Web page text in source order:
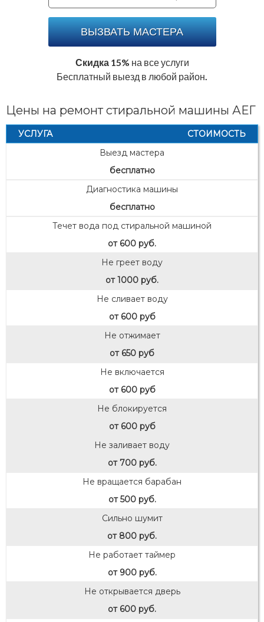
ВЫЗВАТЬ МАСТЕРА
Скидка 15% на все услуги
Бесплатный выезд в любой район.
Цены на ремонт стиральной машины АЕГ
УСЛУГА
СТОИМОСТЬ
Выезд мастера
бесплатно
Диагностика машины
бесплатно
Течет вода под стиральной машиной
от 600 руб.
Не греет воду
от 1000 руб.
Не сливает воду
от 600 руб
Не отжимает
от 650 руб
Не включается
от 600 руб
Не блокируется
от 600 руб
Не заливает воду
от 700 руб.
Не вращается барабан
от 500 руб.
Сильно шумит
от 800 руб.
Не работает таймер
от 900 руб.
Не открывается дверь
от 600 руб.